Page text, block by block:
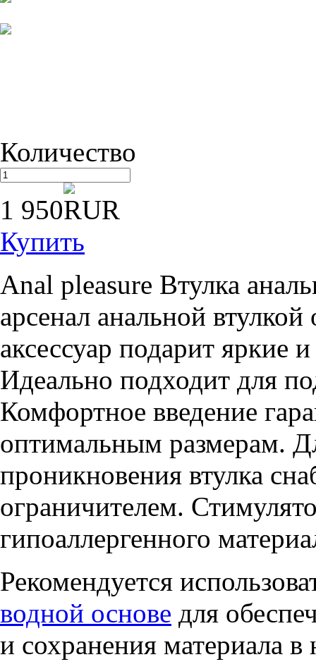
Количество
1 950
Купить
Anal pleasure Втулка
арсенал анальной
аксессуар подарит яркие
Идеально подходит для
Комфортное введение
оптимальным размерам.
проникновения втулка
ограничителем.
гипоаллергенного
Рекомендуется
водной основе для
и сохранения материала